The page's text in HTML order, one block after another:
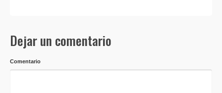
Dejar un comentario
Comentario